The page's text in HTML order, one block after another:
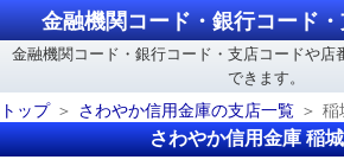
金融機関コード・銀行コード
金融機関コード・銀行コード・支店コードや店
できます。
トップ
さわやか信用金庫の支店一覧 稲
さわやか信用金庫 稲